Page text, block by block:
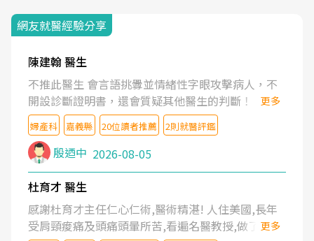
網友就醫經驗分享
陳建翰 醫生
不推此醫生 會言語挑釁並情緒性字眼攻擊病人，不
開設診斷證明書，還會質疑其他醫生的判斷！
更多
婦產科 嘉義縣 20位讀者推薦 2則就醫評鑑
殷迺中 2026-08-05
杜育才 醫生
感謝杜育才主任仁心仁術,醫術精湛! 人住美國,長年
受肩頸痠痛及頭痛頭暈所苦,看遍名醫教授,做了各種
更多